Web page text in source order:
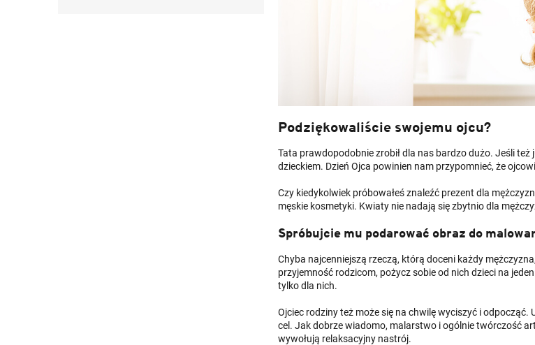
Podziękowaliście swojemu ojcu?
Tata prawdopodobnie zrobił dla nas bardzo dużo. Jeśli też
dzieckiem. Dzień Ojca powinien nam przypomnieć, że
Czy kiedykolwiek próbowałeś znaleźć prezent dla
męskie kosmetyki. Kwiaty nie nadają się zbytnio dla
Spróbujcie mu podarować obraz do
Chyba najcenniejszą rzeczą, którą doceni każdy
przyjemność rodzicom, pożycz sobie od nich dzieci na
tylko dla nich.
Ojciec rodziny też może się na chwilę wyciszyć i odpocząć.
cel. Jak dobrze wiadomo, malarstwo i ogólnie twórczość
wywołują relaksacyjny nastrój.